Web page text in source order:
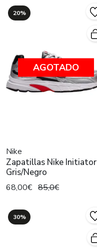
20%
AGOTADO
Nike
Zapatillas Nike Initiator
Gris/Negro
68,00€ 85,0€
30%